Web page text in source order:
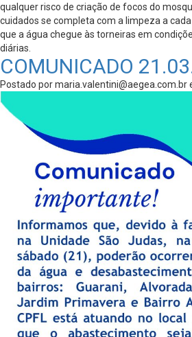
qualquer risco de criação de focos do
cuidados se completa com a limpeza a
que a água chegue às torneiras em
diárias.
COMUNICADO
Postado pormaria.valentini@aegea.com.br